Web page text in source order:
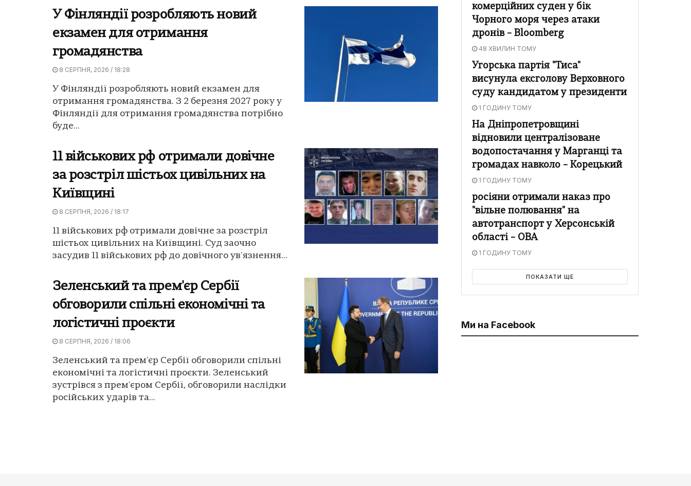
У Фінляндії розробляють новий
екзамен для отримання
громадянства
8 СЕРПНЯ, 2026 / 18:28
У Фінляндії розробляють новий екзамен для
отримання громадянства. З 2 березня 2027 року у
Фінляндії для отримання громадянства потрібно
буде...
11 військових рф отримали довічне
за розстріл шістьох цивільних на
Київщині
8 СЕРПНЯ, 2026 / 18:17
11 військових рф отримали довічне за розстріл
шістьох цивільних на Київщині. Суд заочно
засудив 11 військових рф до довічного ув'язнення...
Зеленський та прем'єр Сербії
обговорили спільні економічні та
логістичні проєкти
8 СЕРПНЯ, 2026 / 18:06
Зеленський та прем'єр Сербії обговорили спільні
економічні та логістичні проєкти. Зеленський
зустрівся з прем'єром Сербії, обговорили наслідки
російських ударів та...
комерційних суден у бік
Чорного моря через атаки
дронів – Bloomberg
48 ХВИЛИН ТОМУ
Угорська партія "Тиса"
висунула ексголову Верховного
суду кандидатом у президенти
1 ГОДИНУ ТОМУ
На Дніпропетровщині
відновили централізоване
водопостачання у Марганці та
громадах навколо – Корецький
1 ГОДИНУ ТОМУ
росіяни отримали наказ про
"вільне полювання" на
автотранспорт у Херсонській
області – ОВА
1 ГОДИНУ ТОМУ
ПОКАЗАТИ ЩЕ
Ми на Facebook